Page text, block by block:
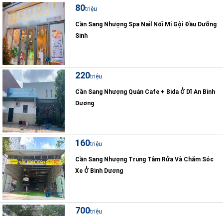
80triệu
Cần Sang Nhượng Spa Nail Nối Mi Gội Đầu Dưỡng
Sinh
220triệu
Cần Sang Nhượng Quán Cafe + Bida Ở Dĩ An Bình
Dương
160triệu
Cần Sang Nhượng Trung Tâm Rửa Và Chăm Sóc
Xe Ở Bình Dương
700triệu